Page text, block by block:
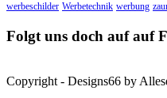
werbeschilder Werbetechnik werbung
Folgt uns doch auf auf
Copyright - Designs66 by